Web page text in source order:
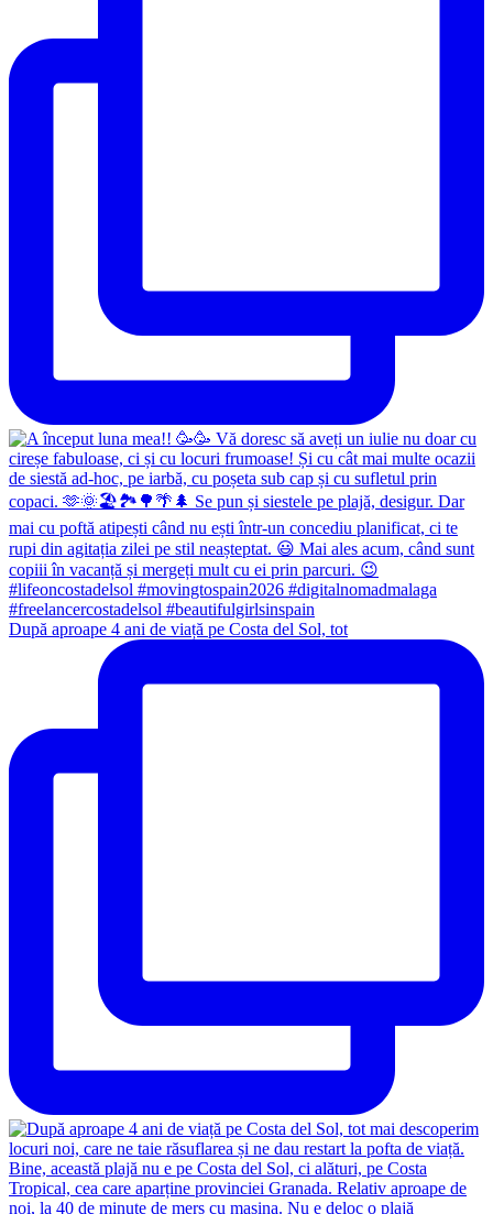
După aproape 4 ani de viață pe Costa del Sol, tot